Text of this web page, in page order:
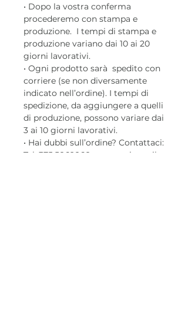
• Dopo la vostra conferma
procederemo con stampa e
produzione. I tempi di stampa e
produzione variano dai 10 ai 20
giorni lavorativi.
• Ogni prodotto sarà spedito con
corriere (se non diversamente
indicato nell’ordine). I tempi di
spedizione, da aggiungere a quelli
di produzione, possono variare dai
3 ai 10 giorni lavorativi.
• Hai dubbi sull’ordine? Contattaci:
Tel. 375.5862868 oppure via mail: